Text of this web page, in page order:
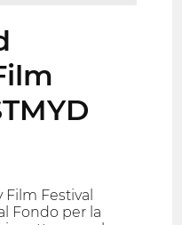
Film Festival
Fondo per la